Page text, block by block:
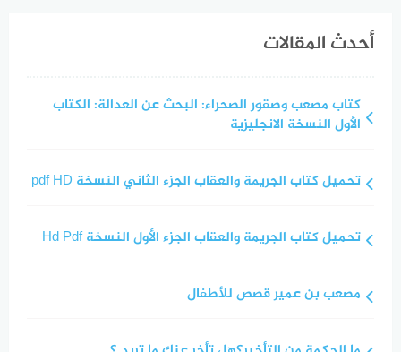
أحدث المقالات
كتاب مصعب وصقور الصحراء: البحث عن العدالة: الكتاب
الأول النسخة الانجليزية
تحميل كتاب الجريمة والعقاب الجزء الثاني النسخة pdf HD
تحميل كتاب الجريمة والعقاب الجزء الأول النسخة Hd Pdf
مصعب بن عمير قصص للأطفال